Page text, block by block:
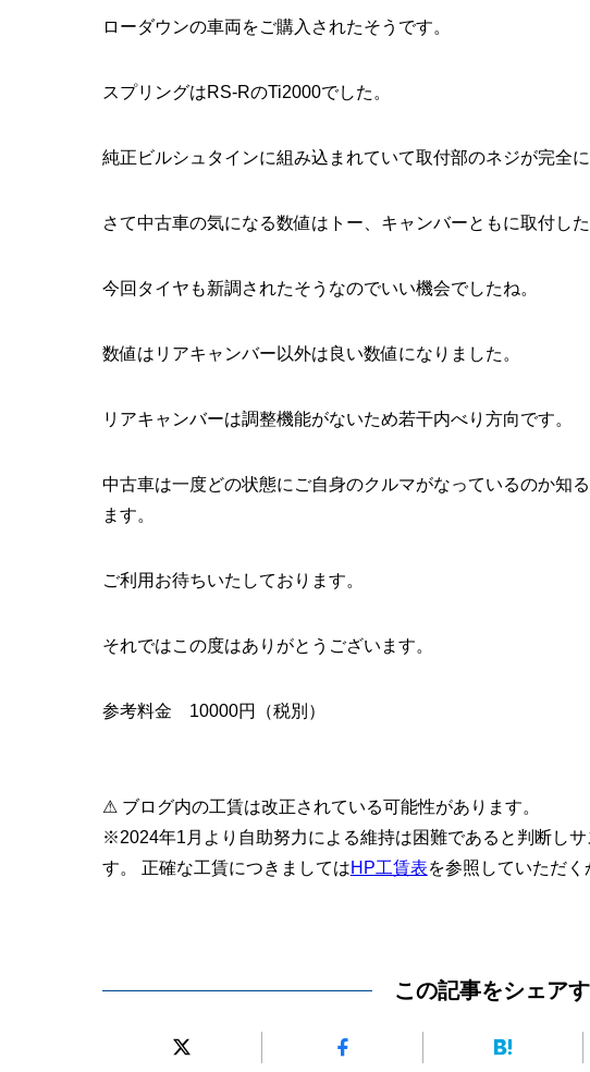
ローダウンの車両をご購入されたそうです。
スプリングはRS-RのTi2000でした。
純正ビルシュタインに組み込まれていて取付部のネジが完全
さて中古車の気になる数値はトー、キャンバーともに取付し
今回タイヤも新調されたそうなのでいい機会でしたね。
数値はリアキャンバー以外は良い数値になりました。
リアキャンバーは調整機能がないため若干内べり方向です。
中古車は一度どの状態にご自身のクルマがなっているのか知
ます。
ご利用お待ちいたしております。
それではこの度はありがとうございます。
参考料金 10000円（税別）
⚠ ブログ内の工賃は改正されている可能性があります。
※2024年1月より自助努力による維持は困難であると判断し
す。 正確な工賃につきましてはHP工賃表を参照していただく
この記事をシェア